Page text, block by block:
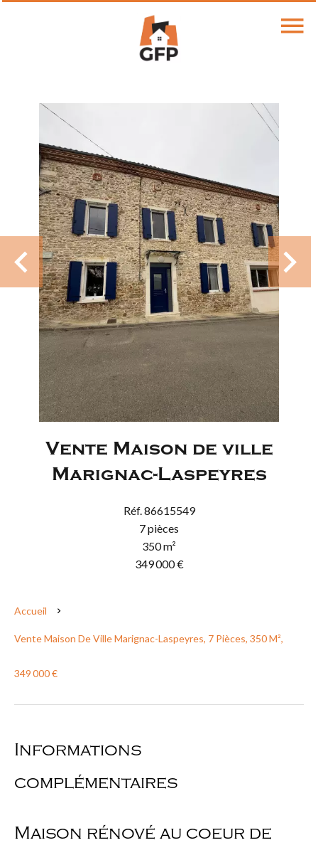
Vente Maison de ville
Marignac-Laspeyres
Réf. 86615549
7 pièces
350 m²
349 000 €
Accueil
Vente Maison De Ville Marignac-Laspeyres, 7 Pièces, 350 M²,
349 000 €
Informations
complémentaires
Maison rénové au coeur de